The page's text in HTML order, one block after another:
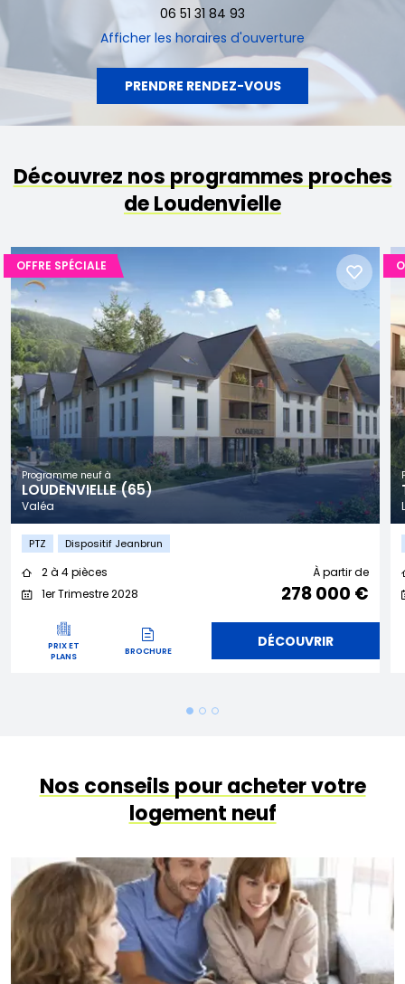
06 51 31 84 93
Afficher les horaires d'ouverture
PRENDRE RENDEZ-VOUS
Découvrez nos programmes proches
de Loudenvielle
Programme neuf à
LOUDENVIELLE (65)
Valéa
OFFRE SPÉCIALE
PTZ Dispositif Jeanbrun
2 à 4 pièces
1er Trimestre 2028
À partir de
278 000 €
PRIX ET
PLANS
BROCHURE
DÉCOUVRIR
Nos conseils pour acheter votre
logement neuf